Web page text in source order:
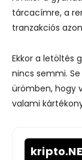
tárcacímre, a
tranzakciós
Ekkor a letöltés
nincs semmi.
ürömben, hogy
valami
kripto